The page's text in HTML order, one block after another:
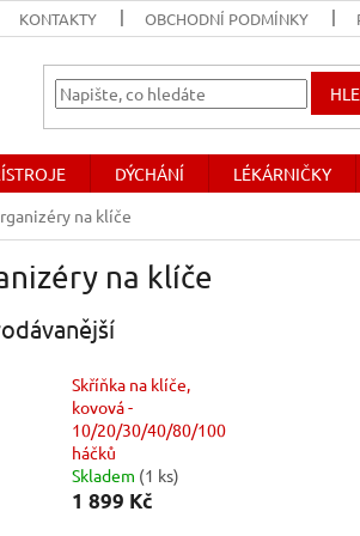
KONTAKTY OBCHODNÍ PODMÍNKY
DÝCHÁNÍ LÉKÁRNIČKY
na klíče
na klíče
Skříňka na klíče,
kovová -
10/20/30/40/80/100
háčků
Skladem (1 ks)
1 899 Kč